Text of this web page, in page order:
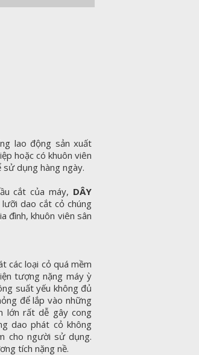
lao động sản xuất
hoặc có khuôn viên
dụng hàng ngày.
cắt của máy, DÂY
dao cắt cỏ chúng
đình, khuôn viên sân
các loại cỏ quá mềm
tượng nặng máy ỳ
suất yếu không đủ
để lắp vào những
lớn rất dễ gây cong
dao phát cỏ không
cho người sử dụng.
tích nặng nề.